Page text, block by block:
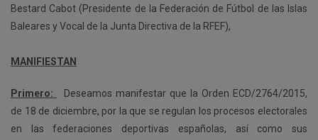
Bestard Cabot (Presidente de la Federación de Fútbol de las Islas
Baleares y Vocal de la Junta Directiva de la RFEF),
MANIFIESTAN
Primero:
Deseamos manifestar que la Orden ECD/2764/2015,
de 18 de diciembre, por la que se regulan los procesos electorales
en las federaciones deportivas españolas, así como sus